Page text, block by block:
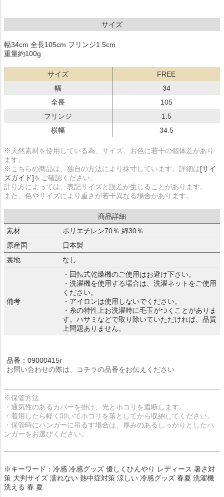
サイズ
幅34cm 全長105cm フリンジ1.5cm
重量約100g
サイズ
FREE
幅
34
全長
105
フリンジ
1.5
横幅
34.5
※天然素材を使用している為、サイズ、お色に若干の個体差があり
ます。
※こちらの商品は、独自の方法により採寸しています。詳細は[サイ
ズガイド]をご確認ください。
計り方によっては、表記サイズと誤差が生じることがあります。
また、色やサイズにより重さが若干異なる場合があります。
商品詳細
素材
ポリエチレン70％ 綿30％
原産国
日本製
裏地
なし
備考
・回転式乾燥機のご使用はお避け下さい。
・洗濯機を使用する場合は、洗濯ネットをご使用
ください。
・アイロンは使用しないでください。
・糸の特性上お洗濯時に毛玉がつくことがありま
す。ハサミなどで取り除いていただければ、品質
上問題ありません。
品番：09000415r
お問い合わせの際は、コチラの品番をお伝えください
※保管方法
・通気性のあるカバーを掛け、光とホコリを遮断します。
・着用したら軽く叩いてホコリを落としてから収納してください。
・保管時にハンガーに吊るす場合は、厚みのあるしっかりとしたハ
ンガーをお選びください。
※キーワード：冷感 冷感グッズ 優しくひんやり レディース 暑さ対
策 大判サイズ 濡れない 熱中症対策 涼しい 冷感グッズ 春夏 洗濯機
洗える 春 夏